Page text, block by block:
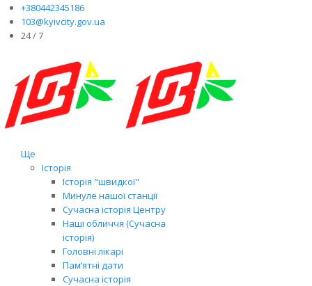
+380442345186
103@kyivcity.gov.ua
24 / 7
Ще
Історія
Історія "швидкої"
Минуле нашої станції
Сучасна історія Центру
Наші обличчя (Сучасна
історія)
Головні лікарі
Пам’ятні дати
Сучасна історія